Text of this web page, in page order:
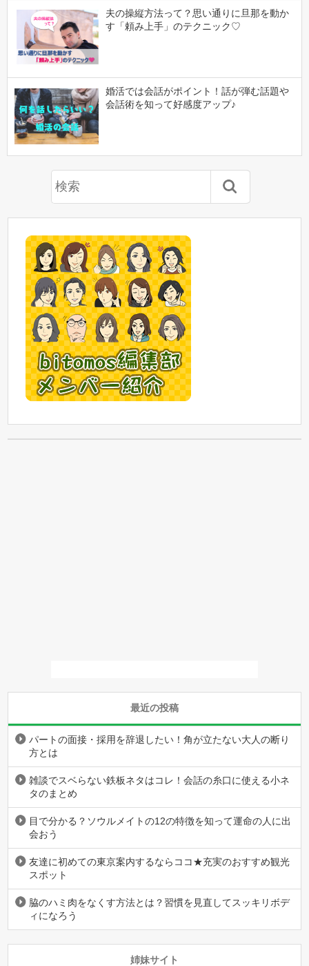
夫の操縦方法って？思い通りに旦那を動か
す「頼み上手」のテクニック♡
婚活では会話がポイント！話が弾む話題や
会話術を知って好感度アップ♪
最近の投稿
パートの面接・採用を辞退したい！角が立たない大人の断り
方とは
雑談でスベらない鉄板ネタはコレ！会話の糸口に使える小ネ
タのまとめ
目で分かる？ソウルメイトの12の特徴を知って運命の人に出
会おう
友達に初めての東京案内するならココ★充実のおすすめ観光
スポット
脇のハミ肉をなくす方法とは？習慣を見直してスッキリボデ
ィになろう
姉妹サイト